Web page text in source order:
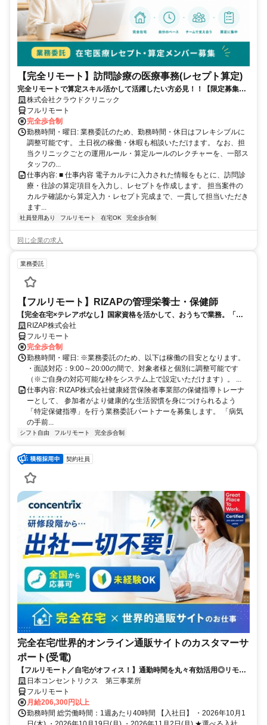
【完全リモート】訪問診療の医療事務(レセプト算定)
完全リモートで算定スキル活かして活躍したい方必見！！【限定募集】
完全リモート｜在宅医療レセプト算定（成果報酬型／業務委託）
株式会社クラウドクリニック
フルリモート
完全歩合制
勤務時間・曜日: 業務委託のため、勤務時間・休日はフレキシブルに
調整可能です。 土日祝の稼働・休暇も相談いただけます。 なお、担
当クリニックごとの運用ルール・算定ルールのレクチャーを、一部ス
タッフの...
仕事内容: ■ 仕事内容 電子カルテに入力された情報をもとに、訪問診
療・往診の算定項目を入力し、レセプトを作成します。 担当案件の
カルテ確認から算定入力・レセプト完成まで、一貫して担当いただき
ます...
社員登用あり フルリモート 在宅OK 完全歩合制
同じ企業の求人
業務委託
【フルリモート】RIZAPの管理栄養士・保健師
【完全在宅×テレアポなし】国家資格を活かして、おうちで業務。「も
う一つの安心」を。主婦・Wワーカー活躍中！「平日の日中だけ」「夕
方以降の数時間だけ」など、生活リズムに合わせた時間調整が可能で
す。1件ごとの成果報酬型だから、頑張った分だけ手応えのある収入
に。充実のサポート体制で、安心の在宅ワークを始めませんか？
RIZAP株式会社
フルリモート
完全歩合制
勤務時間・曜日: ※業務委託のため、以下は稼働の目安となります。
・面談対応：9:00～20:00の間で、対象者様と個別に調整可能です
（※ご自身の対応可能な枠をシステム上で設定いただけます）。 ...
仕事内容: RIZAP株式会社健康経営保険者事業部の保健指導トレーナ
ーとして、 参加者がより健康的な生活習慣を身につけられるよう
「特定保健指導」を行う業務委託パートナーを募集します。 「病気
の手前...
シフト自由 フルリモート 完全歩合制
契約社員
完全在宅/世界的オンライン通販サイトのカスタマーサ
ポート(受電)
【フルリモート／自宅がオフィス！】通勤時間を丸々有効活用◎リモー
ト研修・フォロー充実で在宅でも安心★セールス要素一切なし！
日本コンセントリクス 第三事業所
フルリモート
月給206,300円以上
勤務時間 総労働時間：1週あたり40時間 【入社日】 ・2026年10月1